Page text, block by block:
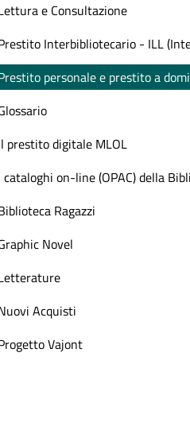
e Consultazione
Interbibliotecario - ILL
personale e prestito a
prestito digitale MLOL
cataloghi on-line (OPAC) della
Ragazzi
Novel
Acquisti
Vajont